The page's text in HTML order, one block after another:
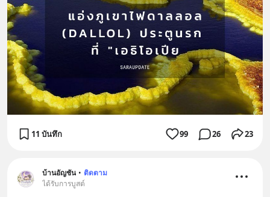
11 บันทึก 99 26 23
บ้านอัญชัน • ติดตาม
ได้รับการบูสต์